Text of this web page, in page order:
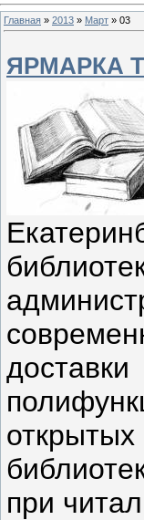
Главная » 2013 » Март » 03
ЯРМАРКА
при